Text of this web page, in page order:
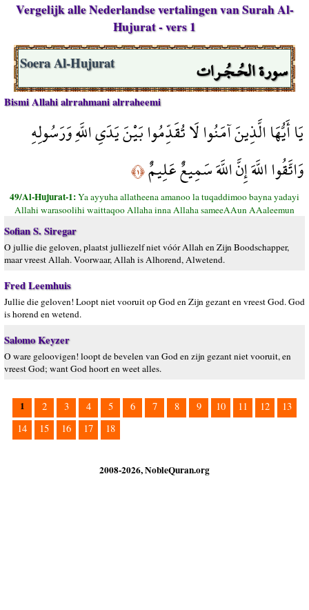
Vergelijk alle Nederlandse vertalingen van Surah Al-
Hujurat - vers 1
سورة الحُـجُـرات Soera Al-Hujurat
Bismi Allahi alrrahmani alrraheemi
يَا أَيُّهَا الَّذِينَ آمَنُوا لَا تُقَدِّمُوا بَيْنَ يَدَيِ اللَّهِ وَرَسُولِهِ
وَاتَّقُوا اللَّهَ إِنَّ اللَّهَ سَمِيعٌ عَلِيمٌ﴿١﴾
49/Al-Hujurat-1:Ya ayyuha allatheena amanoo la tuqaddimoo bayna yadayi
Allahi warasoolihi waittaqoo Allaha inna Allaha sameeAAun AAaleemun
Sofian S. Siregar
O jullie die geloven, plaatst julliezelf niet vóór Allah en Zijn Boodschapper,
maar vreest Allah. Voorwaar, Allah is Alhorend, Alwetend.
Fred Leemhuis
Jullie die geloven! Loopt niet vooruit op God en Zijn gezant en vreest God. God
is horend en wetend.
Salomo Keyzer
O ware geloovigen! loopt de bevelen van God en zijn gezant niet vooruit, en
vreest God; want God hoort en weet alles.
1 2 3 4 5 6 7 8 9 10 11 12
13
14
15 16 17 18
2008-2026, NobleQuran.org